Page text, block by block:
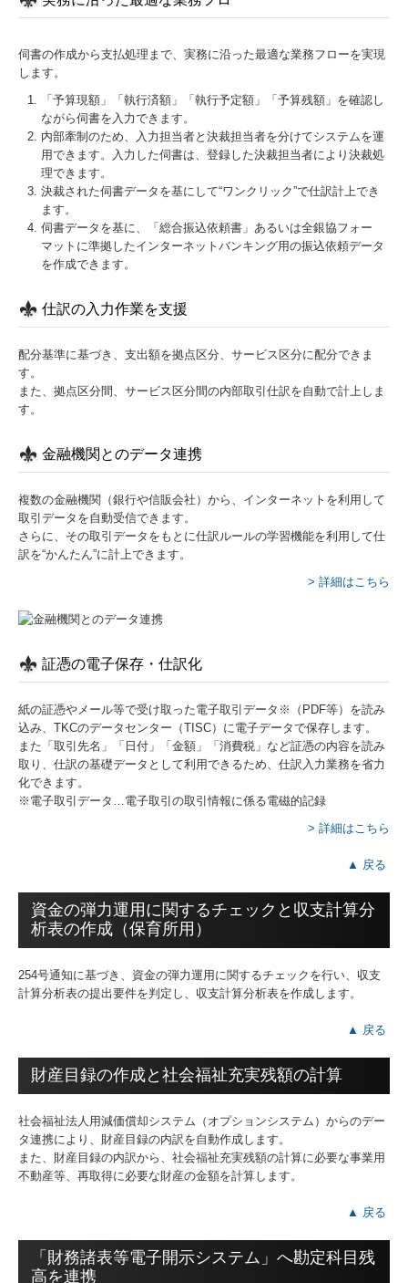
伺書の作成から支払処理まで、実務に沿った最適な業務フローを実現
します。
「予算現額」「執行済額」「執行予定額」「予算残額」を確認し
ながら伺書を入力できます。
内部牽制のため、入力担当者と決裁担当者を分けてシステムを運
用できます。入力した伺書は、登録した決裁担当者により決裁処
理できます。
決裁された伺書データを基にして“ワンクリック”で仕訳計上でき
ます。
伺書データを基に、「総合振込依頼書」あるいは全銀協フォー
マットに準拠したインターネットバンキング用の振込依頼データ
を作成できます。
仕訳の入力作業を支援
配分基準に基づき、支出額を拠点区分、サービス区分に配分できま
す。
また、拠点区分間、サービス区分間の内部取引仕訳を自動で計上しま
す。
金融機関とのデータ連携
複数の金融機関（銀行や信販会社）から、インターネットを利用して
取引データを自動受信できます。
さらに、その取引データをもとに仕訳ルールの学習機能を利用して仕
訳を“かんたん”に計上できます。
> 詳細はこちら
証憑の電子保存・仕訳化
紙の証憑やメール等で受け取った電子取引データ※（PDF等）を読み
込み、TKCのデータセンター（TISC）に電子データで保存します。
また「取引先名」「日付」「金額」「消費税」など証憑の内容を読み
取り、仕訳の基礎データとして利用できるため、仕訳入力業務を省力
化できます。
※電子取引データ…電子取引の取引情報に係る電磁的記録
> 詳細はこちら
▲ 戻る
資金の弾力運用に関するチェックと収支計算分
析表の作成（保育所用）
254号通知に基づき、資金の弾力運用に関するチェックを行い、収支
計算分析表の提出要件を判定し、収支計算分析表を作成します。
▲ 戻る
財産目録の作成と社会福祉充実残額の計算
社会福祉法人用減価償却システム（オプションシステム）からのデー
タ連携により、財産目録の内訳を自動作成します。
また、財産目録の内訳から、社会福祉充実残額の計算に必要な事業用
不動産等、再取得に必要な財産の金額を計算します。
▲ 戻る
「財務諸表等電子開示システム」へ勘定科目残
高を連携